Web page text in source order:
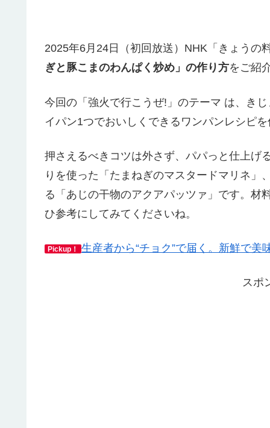
2025年6月24日（初回放送）NHK「きょうの
ぎと豚こまのわんぱく炒め」の作り方をご紹
今回の「強火で行こうぜ!」のテーマ は、き
イパン1つでおいしくできるワンパンレシピ
押さえるべきコツは外さず、パパっと仕上げ
りを使った「たまねぎのマスタードマリネ
る「あじの干物のアクアパッツァ」です。材
ひ参考にしてみてくださいね。
Pickup！ 生産者から“チョク”で届く。新鮮で美
スポ